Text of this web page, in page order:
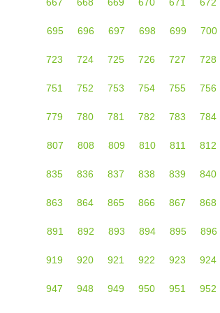
695 696 697 698 699 700
723 724 725 726 727 728
751 752 753 754 755 756
779 780 781 782 783 784
807 808 809 810 811 812
835 836 837 838 839 840
863 864 865 866 867 868
891 892 893 894 895 896
919 920 921 922 923 924
947 948 949 950 951 952